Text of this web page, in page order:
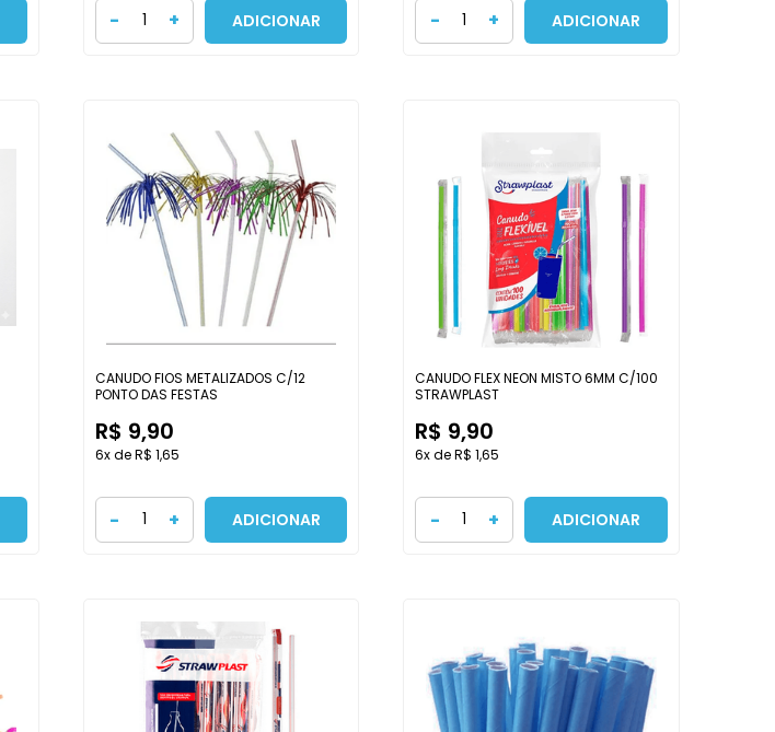
- + ADICIONAR - + ADICIONAR
CANUDO FIOS METALIZADOS C/12
PONTO DAS FESTAS
R$ 9,90
6x de R$ 1,65
- + ADICIONAR
CANUDO FLEX NEON MISTO 6MM C/100
STRAWPLAST
R$ 9,90
6x de R$ 1,65
- + ADICIONAR